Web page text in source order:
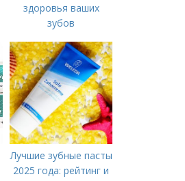
здоровья ваших
зубов
Лучшие зубные пасты
2025 года: рейтинг и